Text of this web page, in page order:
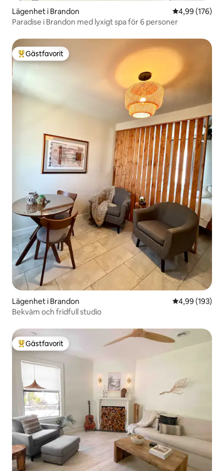
Lägenhet i Brandon 4,99 av 5 i
4,99 (176)
Paradise i Brandon med lyxigt spa för 6 personer
Populär gästfavorit
Gästfavorit
Lägenhet i Brandon 4,99 av 5 i
4,99 (193)
Bekväm och fridfull studio
Populär gästfavorit
Gästfavorit